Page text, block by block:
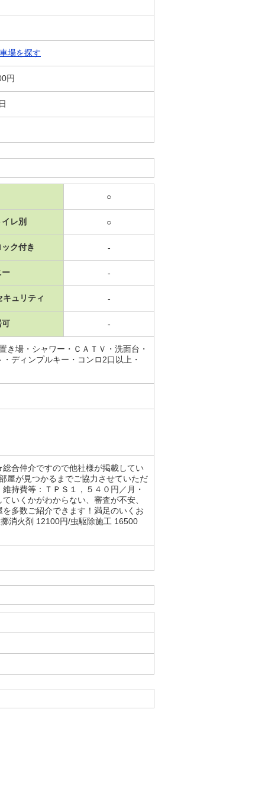
場を探す
円
○
レ別 ○
ク付き -
ー -
キュリティ -
可 -
き場・シャワー・ＣＡＴＶ・洗面台・
ディンプルキー・コンロ2口以上・
合仲介ですので他社様が掲載してい
屋が見つかるまでご協力させていただ
持費等：ＴＰＳ１，５４０円／月・
いくかがわからない、審査が不安、
多数ご紹介できます！満足のいくお
消火剤 12100円/虫駆除施工 16500